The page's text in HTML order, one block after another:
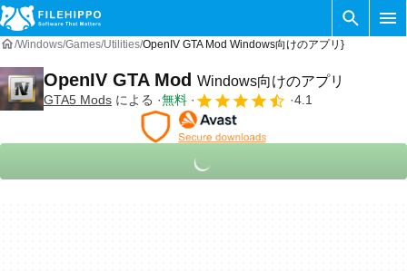
Windows Games Utilities OpenIV GTA Mod Windows向けのアプリ}
OpenIV GTA Mod Windows向けのアプリ
GTA5 Mods による 無料 4.1